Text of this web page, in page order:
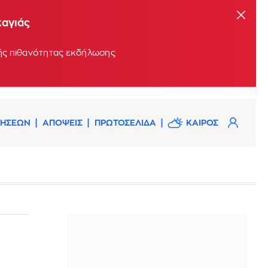
πιθανότητας εκδήλωσης
ΑΠΟΨΕΙΣ ΠΡΩΤΟΣΕΛΙΔΑ ΚΑΙΡΟΣ